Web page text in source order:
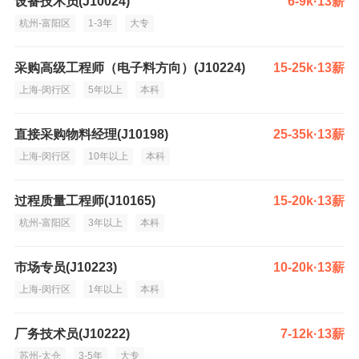
杭州-富阳区 1-3年 大专
采购高级工程师（电子料方向）(J10224) 15-25k·13薪
上海-闵行区 5年以上 本科
直接采购物料经理(J10198) 25-35k·13薪
上海-闵行区 10年以上 本科
过程质量工程师(J10165) 15-20k·13薪
杭州-富阳区 3年以上 本科
市场专员(J10223) 10-20k·13薪
上海-闵行区 1年以上 本科
厂务技术员(J10222) 7-12k·13薪
苏州-太仓 3-5年 大专